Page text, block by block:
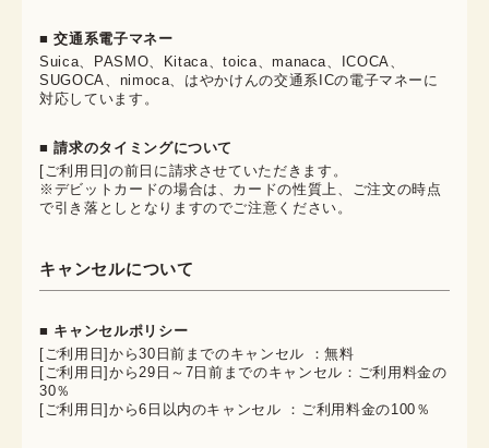
■ 交通系電子マネー
Suica、PASMO、Kitaca、toica、manaca、ICOCA、
SUGOCA、nimoca、はやかけんの交通系ICの電子マネーに
対応しています。
■ 請求のタイミングについて
[ご利用日]の前日に請求させていただきます。
※デビットカードの場合は、カードの性質上、ご注文の時点
で引き落としとなりますのでご注意ください。
キャンセルについて
■ キャンセルポリシー
[ご利用日]から30日前までのキャンセル ：無料
[ご利用日]から29日～7日前までのキャンセル：ご利用料金の
30％
[ご利用日]から6日以内のキャンセル ：ご利用料金の100％